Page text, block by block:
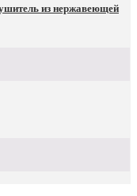
из нержавеющей